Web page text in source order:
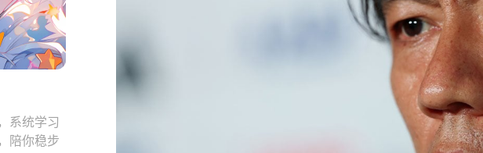
系统学习
陪你稳步